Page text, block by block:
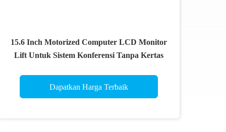
15.6 Inch Motorized Computer LCD Monitor
Lift Untuk Sistem Konferensi Tanpa Kertas
Dapatkan Harga Terbaik